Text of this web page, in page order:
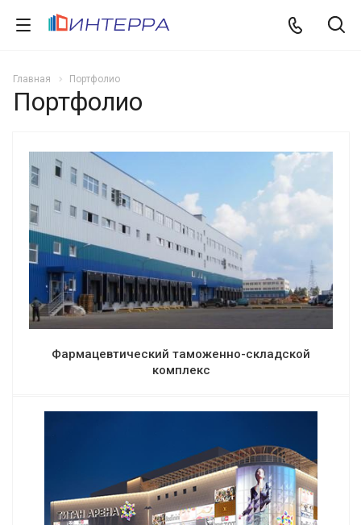
Главная Портфолио
Портфолио
Фармацевтический таможенно-складской
комплекс